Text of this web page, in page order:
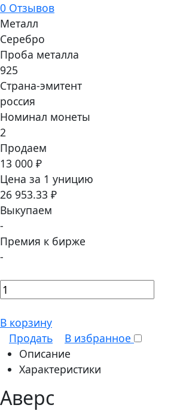
0 Отзывов
Металл
Серебро
Проба металла
925
Страна-эмитент
россия
Номинал монеты
2
Продаем
13 000 ₽
Цена за 1 уницию
26 953.33 ₽
Выкупаем
-
Премия к бирже
-
В корзину
Продать
В избранное
Описание
Характеристики
Аверс